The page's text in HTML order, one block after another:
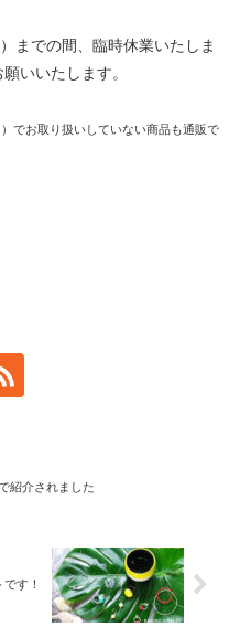
までの間、臨時休業いたしま
いいたします。
）でお取り扱いしていない商品も通販で
紹介されました
す！